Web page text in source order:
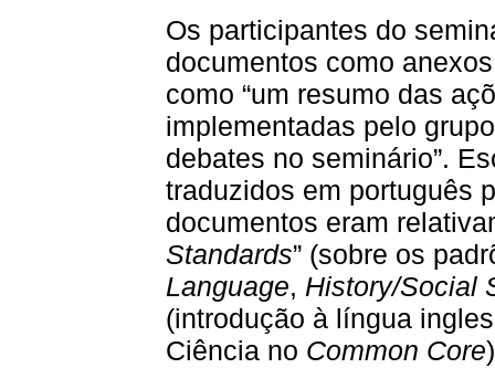
Os participantes do
documentos como
como “um resumo das
implementadas pelo
debates no seminário”.
traduzidos em português
documentos eram
Standards” (sobre os
Language, History/Social
(introdução à língua
Ciência no Common Core